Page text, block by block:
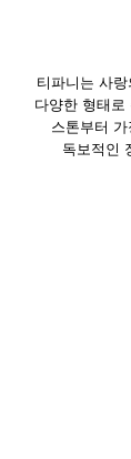
티파니는 사
다양한 형태
스톤부터
독보적인